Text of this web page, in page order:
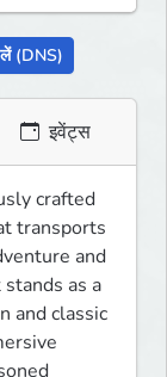
लें (DNS)
इवेंट्स
crafted
transports
and
as a
and classic